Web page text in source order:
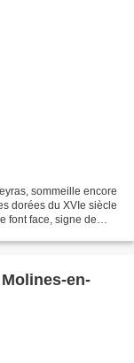
sommeille encore
dorées du XVIe siècle
font face, signe de
en-